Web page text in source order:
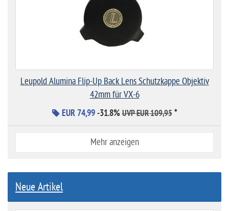
Leupold Alumina Flip-Up Back Lens Schutzkappe Objektiv
42mm für VX-6
EUR 74,99 -31.8% UVP EUR 109,95*
Mehr anzeigen
Neue Artikel